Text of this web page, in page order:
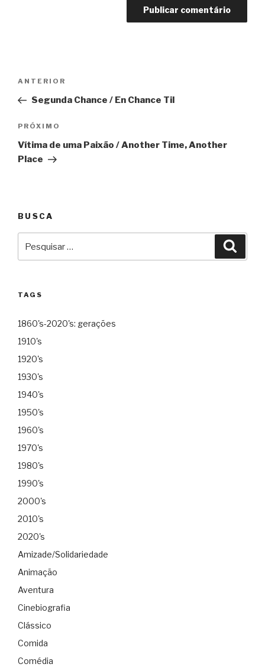
Post
Anterior
ANTERIOR
Segunda Chance / En Chance Til
Próximo
PRÓXIMO
Vítima de uma Paixão / Another Time, Another
Place
BUSCA
TAGS
1860's-2020's: gerações
1910's
1920's
1930's
1940's
1950's
1960's
1970's
1980's
1990's
2000's
2010's
2020's
Amizade/Solidariedade
Animação
Aventura
Cinebiografia
Clássico
Comida
Comédia